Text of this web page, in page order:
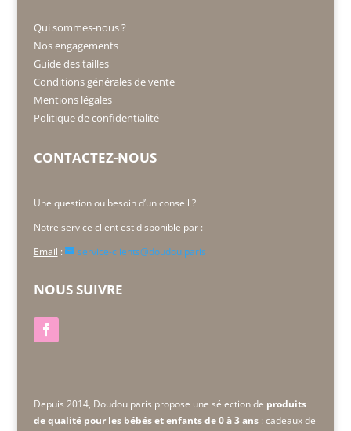
Qui sommes-nous ?
Nos engagements
Guide des tailles
Conditions générales de vente
Mentions légales
Politique de confidentialité
CONTACTEZ-NOUS
Une question ou besoin d’un conseil ?
Notre service client est disponible par :
Email : service-clients@doudou.paris
NOUS SUIVRE
Depuis 2014, Doudou paris propose une sélection de produits
de qualité pour les bébés et enfants de 0 à 3 ans: cadeaux de